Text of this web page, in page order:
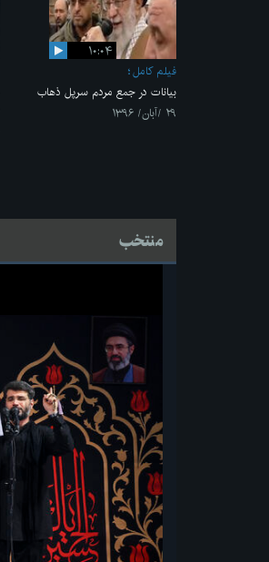
۱۰:۰۴
فیلم کامل
بیانات در جمع مردم سرپل ذهاب
۲۹ /آبان/ ۱۳۹۶
منتخب